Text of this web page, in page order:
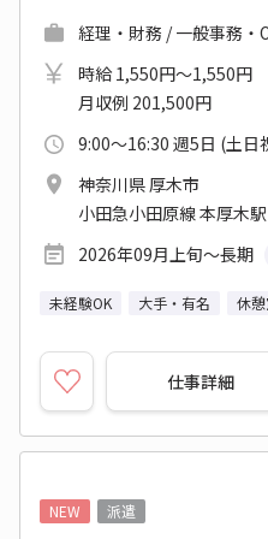
経理・財務 / 一般事務・
時給 1,550円～1,550円
月収例 201,500円
9:00～16:30 週5日 (土日
神奈川県 厚木市
小田急小田原線 本厚木
2026年09月上旬～長期
未経験OK 大手・有名 休
仕事詳細
NEW
派遣